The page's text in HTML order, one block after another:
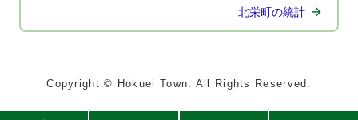
北栄町の統計
Copyright © Hokuei Town. All Rights Reserved.